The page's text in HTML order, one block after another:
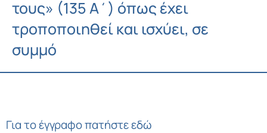
τους» (135 Α΄) όπως έχει
τροποποιηθεί και ισχύει, σε
συμμό
Για το έγγραφο πατήστε εδώ